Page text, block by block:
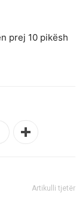
prej 10 pikësh
Artikulli tjetër